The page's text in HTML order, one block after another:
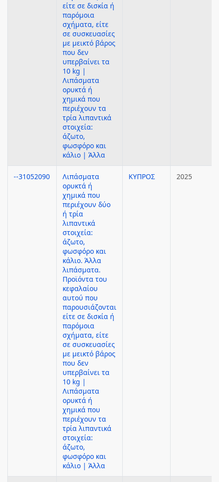
είτε σε δισκία ή
παρόμοια
σχήματα, είτε
σε συσκευασίες
με μεικτό βάρος
που δεν
υπερβαίνει τα
10 kg |
Λιπάσματα
ορυκτά ή
χημικά που
περιέχουν τα
τρία λιπαντικά
στοιχεία:
άζωτο,
φωσφόρο και
κάλιο | Άλλα
--31052090
Λιπάσματα
ορυκτά ή
χημικά που
περιέχουν δύο
ή τρία
λιπαντικά
στοιχεία:
άζωτο,
φωσφόρο και
κάλιο. Άλλα
λιπάσματα.
Προϊόντα του
κεφαλαίου
αυτού που
παρουσιάζονται
είτε σε δισκία ή
παρόμοια
σχήματα, είτε
σε συσκευασίες
με μεικτό βάρος
που δεν
υπερβαίνει τα
10 kg |
Λιπάσματα
ορυκτά ή
χημικά που
περιέχουν τα
τρία λιπαντικά
στοιχεία:
άζωτο,
φωσφόρο και
κάλιο | Άλλα
ΚΥΠΡΟΣ 2025